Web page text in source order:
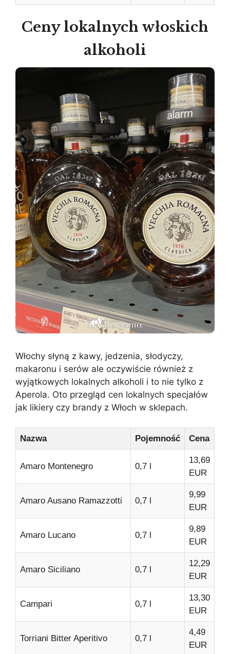
Ceny lokalnych włoskich
alkoholi
Włochy słyną z kawy, jedzenia, słodyczy,
makaronu i serów ale oczywiście również z
wyjątkowych lokalnych alkoholi i to nie tylko z
Aperola. Oto przegląd cen lokalnych specjałów
jak likiery czy brandy z Włoch w sklepach.
Nazwa Pojemność Cena
Amaro Montenegro 0,7 l
13,69
EUR
Amaro Ausano Ramazzotti 0,7 l
9,99
EUR
Amaro Lucano 0,7 l
9,89
EUR
Amaro Siciliano 0,7 l
12,29
EUR
Campari 0,7 l
13,30
EUR
Torriani Bitter Aperitivo 0,7 l
4,49
EUR